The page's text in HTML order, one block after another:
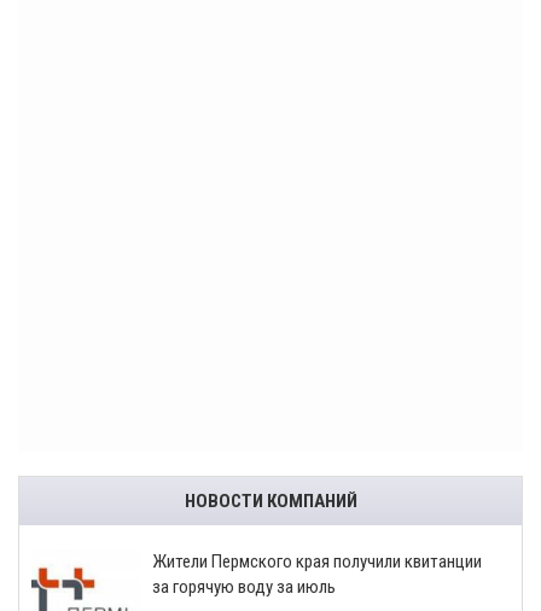
НОВОСТИ КОМПАНИЙ
​Жители Пермского края получили квитанции
за горячую воду за июль